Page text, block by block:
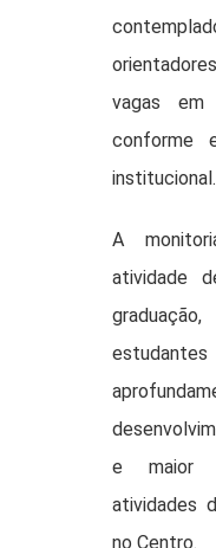
vagas em
conforme
institucional.
A
atividade
e maior
atividades
no Centro.